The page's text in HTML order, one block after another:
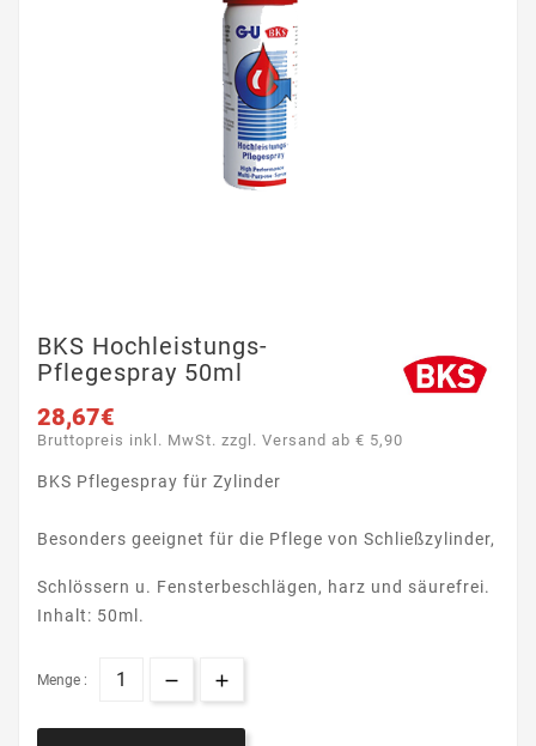
BKS Hochleistungs-
Pflegespray 50ml
28,67€
Bruttopreis inkl. MwSt. zzgl. Versand ab € 5,90
BKS Pflegespray für Zylinder
Besonders geeignet für die Pflege von Schließzylinder,
Schlössern u. Fensterbeschlägen, harz und säurefrei.
Inhalt: 50ml.
Menge :